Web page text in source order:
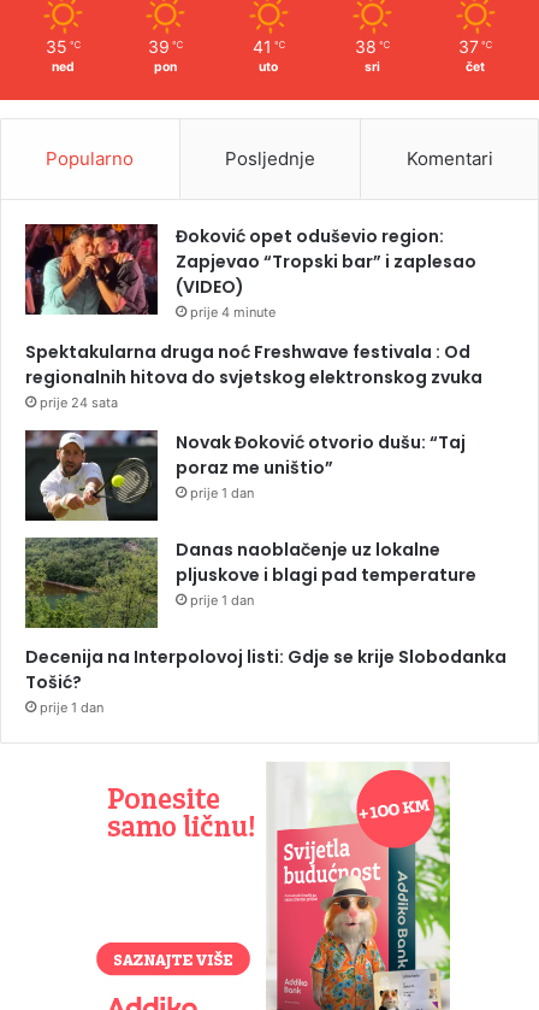
35 ℃
ned
39 ℃
pon
41 ℃
uto
38 ℃
sri
37 ℃
čet
Popularno Posljednje Komentari
Đoković opet oduševio region:
Zapjevao “Tropski bar” i zaplesao
(VIDEO)
prije 4 minute
Spektakularna druga noć Freshwave festivala : Od
regionalnih hitova do svjetskog elektronskog zvuka
prije 24 sata
Novak Đoković otvorio dušu: “Taj
poraz me uništio”
prije 1 dan
Danas naoblačenje uz lokalne
pljuskove i blagi pad temperature
prije 1 dan
Decenija na Interpolovoj listi: Gdje se krije Slobodanka
Tošić?
prije 1 dan